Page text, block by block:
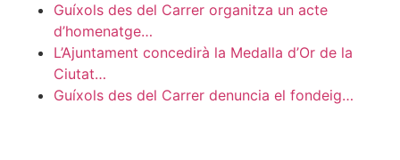
Guíxols des del Carrer organitza un acte
d’homenatge…
L’Ajuntament concedirà la Medalla d’Or de la
Ciutat…
Guíxols des del Carrer denuncia el fondeig…